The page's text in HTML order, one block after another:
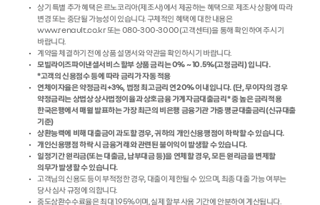
상기 특별 추가 혜택은 르노코리아(제조사)에서 제공하는 혜택으로 제조사 상황에 따라
변경 또는 중단될 가능성이 있습니다. 구체적인 혜택에 대한 내용은
www.renault.co.kr 또는 080-300-3000(고객센터)을 통해 확인하여 주시기
바랍니다.
계약을 체결하기 전에 상품 설명서와 약관을 확인하시기 바랍니다.
모빌라이즈파이낸셜서비스 할부 상품 금리는 0% ~ 10.5%(고정금리) 입니다.
*고객의 신용점수 등에 따라 금리가 자동 적용
연체이자율은 약정금리+3%, 법정 최고금리 연20% 이내입니다. (단, 무이자의 경우
약정금리는 상법상 상사법정이율과 상호금융 가계자금대출금리* 중 높은 금리적용
한국은행에서 매월 발표하는 가장 최근의 비은행 금융기관 가중 평균대출금리(신규대출
기준)
상환능력에 비해 대출금이 과도할 경우, 귀하의 개인신용평점이 하락할 수 있습니다.
개인신용평점 하락 시 금융거래와 관련된 불이익이 발생할 수 있습니다.
일정기간 원리금(또는 대출금, 납부대금 등)을 연체할 경우, 모든 원리금을 변제할
의무가 발생할 수 있습니다.
고객님의 신용도 등이 부적정한 경우, 대출이 제한될 수 있으며, 최종 대출 가능 여부는
당사 심사 규정에 의합니다.
중도상환수수료율은 최대 1.95%이며, 실제 할부 사용 기간에 안분하여 계산됩니다.